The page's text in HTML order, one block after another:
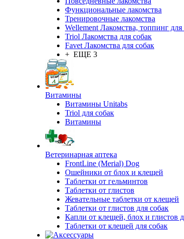
Функциональные лакомства
Тренировочные лакомства
Wellement Лакомства, топпинг для
Triol Лакомства для собак
Favet Лакомства для собак
+ ЕЩЕ 3
Витамины
Витамины Unitabs
Triol для собак
Витамины
Ветеринарная аптека
FrontLine (Merial) Dog
Ошейники от блох и клещей
Таблетки от гельминтов
Таблетки от глистов
Жевательные таблетки от клещей
Таблетки от глистов для собак
Капли от клещей, блох и глистов
Таблетки от клещей для собак